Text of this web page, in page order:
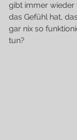
gibt immer wieder
das Gefühl hat,
gar nix so
tun?